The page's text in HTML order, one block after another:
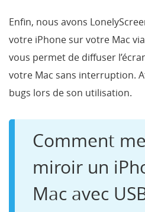
Enfin, nous avons
votre iPhone sur votre Mac
vous permet de diffuser
votre Mac sans interruption.
bugs lors de son utilisation.
Comment
miroir un
Mac avec